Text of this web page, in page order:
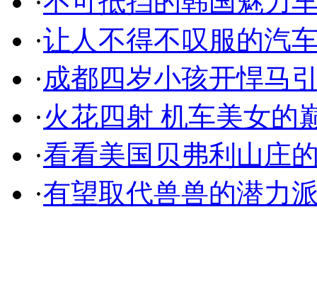
·让人不得不叹服的汽
·成都四岁小孩开悍马
·火花四射 机车美女的
·看看美国贝弗利山庄
·有望取代兽兽的潜力